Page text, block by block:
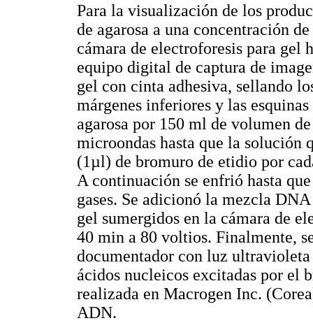
Para la visualización de los
de agarosa a una concentración
cámara de electroforesis para
equipo digital de captura de
gel con cinta adhesiva, sellando
márgenes inferiores y las
agarosa por 150 ml de volumen
microondas hasta que la solución
(1µl) de bromuro de etidio por
A continuación se enfrió hasta
gases. Se adicionó la mezcla
gel sumergidos en la cámara de
40 min a 80 voltios. Finalmente,
documentador con luz
ácidos nucleicos excitadas por el
realizada en Macrogen Inc.
ADN.